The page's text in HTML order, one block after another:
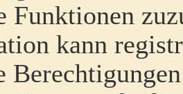
Funktionen
kann